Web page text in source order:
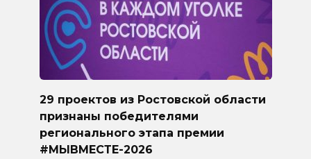
29 проектов из Ростовской области
признаны победителями
регионального этапа премии
#МЫВМЕСТЕ-2026